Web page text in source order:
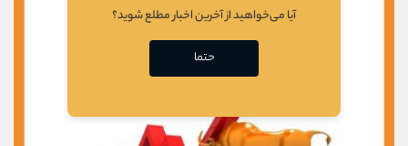
آیا می‌خواهید از آخرین اخبار مطلع شوید؟
حتما